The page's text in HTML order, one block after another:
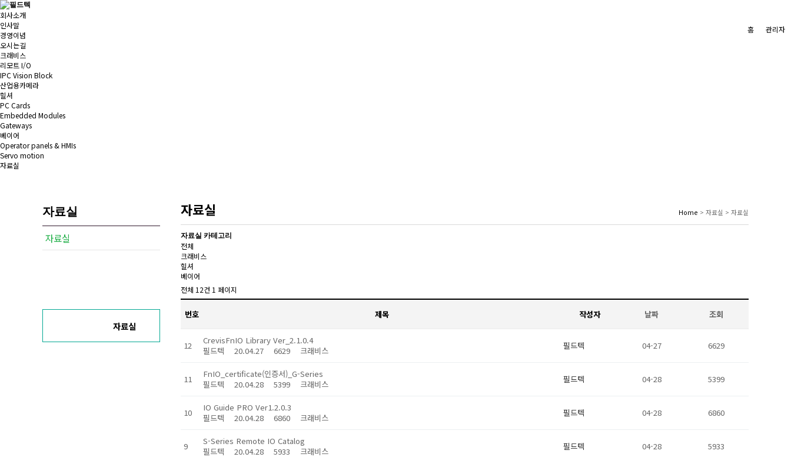
관리자
홈
회사소개
인사말
경영이념
오시는길
크래비스
리모트 I/O
IPC Vision Block
산업용카메라
힐셔
PC Cards
Embedded Modules
Gateways
베이어
Operator panels & HMIs
Servo motion
자료실
자료실
자료실
자료실
자료실 Home > 자료실 > 자료실
자료실 카테고리
전체
크래비스
힐셔
베이어
전체 12건 1 페이지
번호 제목 작성자 날짜 조회
12
CrevisFnIO Library Ver_2.1.0.4
필드텍
20.04.27 6629 크래비스 필드텍 04-27 6629
11
FnIO_certificate(인증서)_G-Series
필드텍
20.04.28 5399 크래비스 필드텍 04-28 5399
10
IO Guide PRO Ver1.2.0.3
필드텍
20.04.28 6860 크래비스 필드텍 04-28 6860
9
S-Series Remote IO Catalog
필드텍
20.04.28 5933 크래비스 필드텍 04-28 5933